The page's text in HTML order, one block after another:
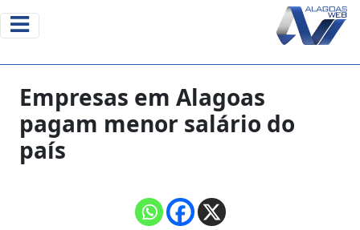
Empresas em Alagoas
pagam menor salário do
país